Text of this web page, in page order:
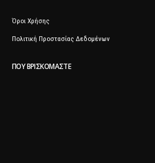
Όροι Χρήσης
Πολιτική Προστασίας Δεδομένων
ΠΟΥ ΒΡΙΣΚΌΜΑΣΤΕ